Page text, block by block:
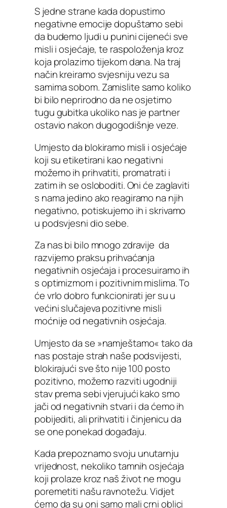
S jedne strane kada dopustimo
negativne emocije dopuštamo sebi
da budemo ljudi u punini cijeneći sve
misli i osjećaje, te raspoloženja kroz
koja prolazimo tijekom dana. Na traj
način kreiramo svjesniju vezu sa
samima sobom. Zamislite samo koliko
bi bilo neprirodno da ne osjetimo
tugu gubitka ukoliko nas je partner
ostavio nakon dugogodišnje veze.
Umjesto da blokiramo misli i osjećaje
koji su etiketirani kao negativni
možemo ih prihvatiti, promatrati i
zatim ih se osloboditi. Oni će zaglaviti
s nama jedino ako reagiramo na njih
negativno, potiskujemo ih i skrivamo
u podsvjesni dio sebe.
Za nas bi bilo mnogo zdravije da
razvijemo praksu prihvaćanja
negativnih osjećaja i procesuiramo ih
s optimizmom i pozitivnim mislima. To
će vrlo dobro funkcionirati jer su u
većini slučajeva pozitivne misli
moćnije od negativnih osjećaja.
Umjesto da se »namještamo« tako da
nas postaje strah naše podsvijesti,
blokirajući sve što nije 100 posto
pozitivno, možemo razviti ugodniji
stav prema sebi vjerujući kako smo
jači od negativnih stvari i da ćemo ih
pobijediti, ali prihvatiti i činjenicu da
se one ponekad događaju.
Kada prepoznamo svoju unutarnju
vrijednost, nekoliko tamnih osjećaja
koji prolaze kroz naš život ne mogu
poremetiti našu ravnotežu. Vidjet
ćemo da su oni samo mali crni oblici